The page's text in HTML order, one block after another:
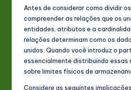
In
Antes de considerar como dividir
compreender as relações que os
entidades, atributos e a
relações determinam como os
unidos. Quando você introduz o
essencialmente distribuindo essas
sobre limites físicos de
Considere as seguintes